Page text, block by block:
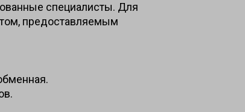
специалисты. Для
предоставляемым